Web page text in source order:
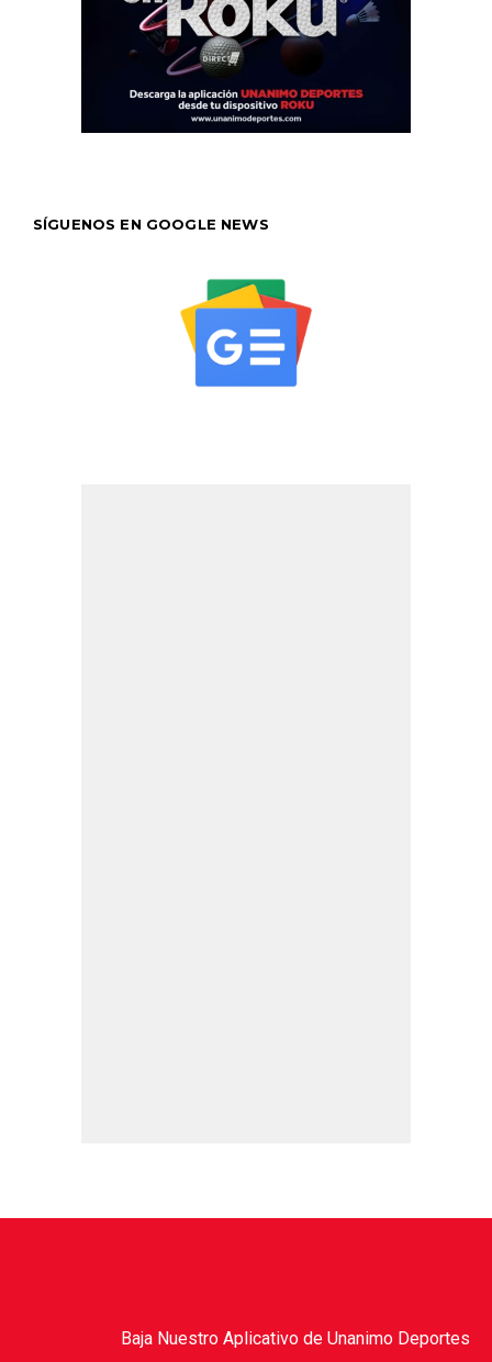
SÍGUENOS EN GOOGLE NEWS
Baja Nuestro Aplicativo de Unanimo Deportes